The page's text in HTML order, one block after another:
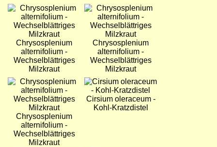
Bild
Chrysosplenium
alternifolium -
Wechselblättriges
Milzkraut
Bild
Chrysosplenium
alternifolium -
Wechselblättriges
Milzkraut
Bild
Chrysosplenium
alternifolium -
Wechselblättriges
Milzkraut
Bild
Cirsium oleraceum -
Kohl-Kratzdistel